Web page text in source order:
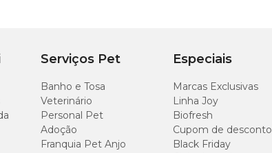
Serviços Pet
Banho e Tosa
Veterinário
Personal Pet
Adoção
Franquia Pet Anjo
Especiais
Marcas Exclusivas
Linha Joy
Biofresh
Cupom de desconto
Black Friday